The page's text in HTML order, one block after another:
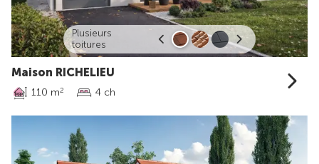
Maison RICHELIEU
110 m2 4 ch
Plusieurs
toitures